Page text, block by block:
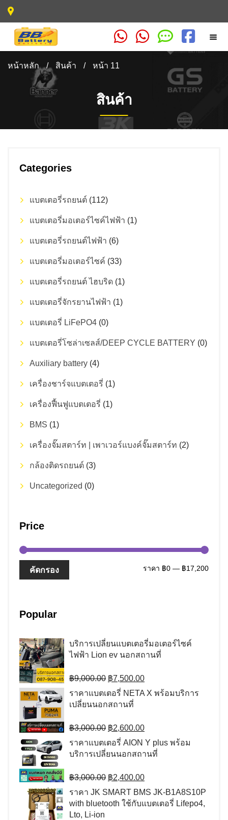
หน้าหลัก / สินค้า / หน้า 11
สินค้า
Categories
แบตเตอรี่รถยนต์ (112)
แบตเตอรี่มอเตอร์ไซค์ไฟฟ้า (1)
แบตเตอรี่รถยนต์ไฟฟ้า (6)
แบตเตอรี่มอเตอร์ไซค์ (33)
แบตเตอรี่รถยนต์ ไฮบริด (1)
แบตเตอรี่จักรยานไฟฟ้า (1)
แบตเตอรี่ LiFePO4 (0)
แบตเตอรี่โซล่าเซลส์/DEEP CYCLE BATTERY (0)
Auxiliary battery (4)
เครื่องชาร์จแบตเตอรี่ (1)
เครื่องฟื้นฟูแบตเตอรี่ (1)
BMS (1)
เครื่องจั๊มสตาร์ท | เพาเวอร์แบงค์จั๊มสตาร์ท (2)
กล้องติดรถยนต์ (3)
Uncategorized (0)
Price
ราคา
ราคา
คัดกรอง ราคา ฿0 — ฿17,200
Popular
บริการเปลี่ยนแบตเตอรี่มอเตอร์ไซค์
ไฟฟ้า Lion ev นอกสถานที่
฿9,000.00 Original
price
was:
฿9,000.00.
฿7,500.00Current
price
is:
ราคาแบตเตอรี่ NETA X พร้อมบริการ
เปลี่ยนนอกสถานที่
฿3,000.00 Original
price
was:
฿3,000.00.
฿2,600.00Current
price
is:
฿2,600.00.
ราคาแบตเตอรี่ AION Y plus พร้อม
บริการเปลี่ยนนอกสถานที่
฿3,000.00 Original
price
was:
฿3,000.00.
฿2,400.00Current
price
is:
฿2,400.00.
ราคา JK SMART BMS JK-B1A8S10P
with bluetooth ใช้กับแบตเตอรี่ Lifepo4,
Lto, Li-ion